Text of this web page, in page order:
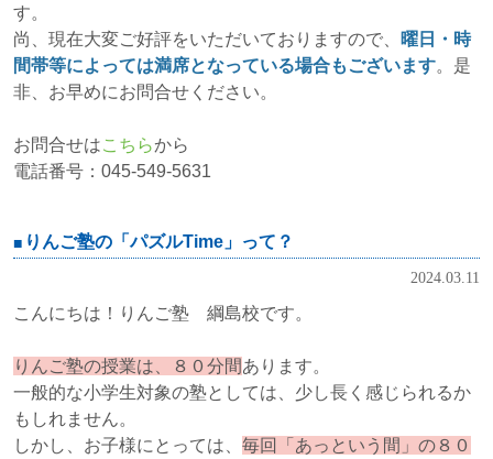
す。
尚、現在大変ご好評をいただいておりますので、
曜日・時
間帯等によっては満席となっている場合もございます。是
非、お早めにお問合せください。
お問合せはこちらから
電話番号：045-549-5631
りんご塾の「パズルTime」って？
2024.03.11
こんにちは！りんご塾 綱島校です。
りんご塾の授業は、８０分間あります。
一般的な小学生対象の塾としては、少し長く感じられるか
もしれません。
しかし、お子様にとっては、 毎回「あっという間」の８０